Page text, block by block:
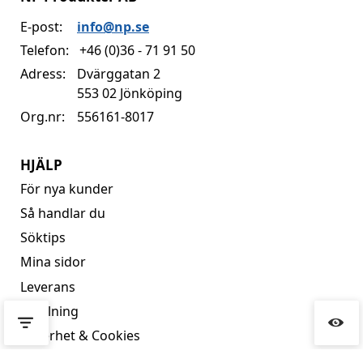
E-post:
info@np.se
Telefon:
+46 (0)36 - 71 91 50
Adress:
Dvärggatan 2
553 02 Jönköping
Org.nr:
556161-8017
HJÄLP
För nya kunder
Så handlar du
Söktips
Mina sidor
Leverans
Betalning
Säkerhet & Cookies